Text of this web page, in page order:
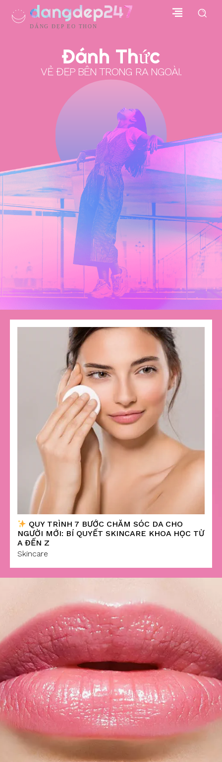
dangdep247
DÁNG ĐẸP EO THON
Đánh Thức
VẺ ĐẸP BÊN TRONG RA NGOÀI.
QUY TRÌNH 7 BƯỚC CHĂM SÓC DA CHO
NGƯỜI MỚI: BÍ QUYẾT SKINCARE KHOA HỌC TỪ
A ĐẾN Z
Skincare